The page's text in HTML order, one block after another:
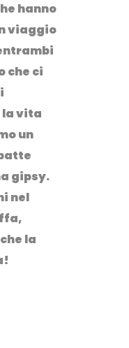
hanno
viaggio
che ci
vita
un
gipsy.
nel
la